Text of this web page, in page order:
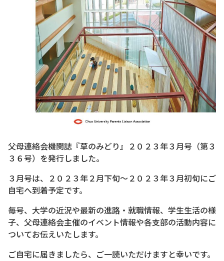
父母連絡会機関誌『草のみどり』２０２３年３月号（第３
３６号）を発行しました。
３月号は、２０２３年２月下旬～２０２３年３月初旬にご
自宅へ到着予定です。
毎号、大学の近況や最新の進路・就職情報、学生生活の様
子、父母連絡会主催のイベント情報や各支部の活動内容に
ついてお伝えいたします。
ご自宅に届きましたら、ご一読いただけますと幸いです。